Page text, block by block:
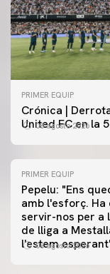
PRIMER EQUIP
Crónica |
United FC en la
08 agosto 2026
PRIMER EQUIP
Pepelu: "Ens
amb l'esforç. Ha
servir-nos per a
de lliga a
l'estem
08 agosto 2026
PRIMER EQUIP
📸
PRIMER EQUIP
MESTALLA 📍